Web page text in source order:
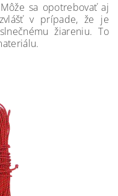
sa opotrebovať aj
v prípade, že je
žiareniu. To